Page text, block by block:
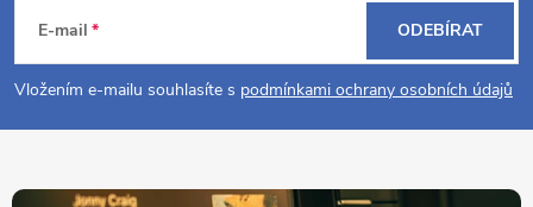
p
E-mail
Vložením e-mailu souhlasíte s podmínkami ochrany osobních údajů
ODEBÍRAT